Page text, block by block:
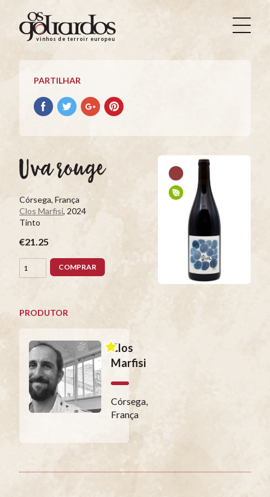
Os
Goliardos
Vinhos
Terroir
Europeus
vinhos de terroir europeus
PARTILHAR
Partilhar
no
Partilhar
no
Partilhar
no
Partilhar
no
Uva rouge
Córsega, França
Clos Marfisi, 2024
Tinto
€21.25
COMPRAR
PRODUTOR
Clos
Marfisi
Córsega,
França